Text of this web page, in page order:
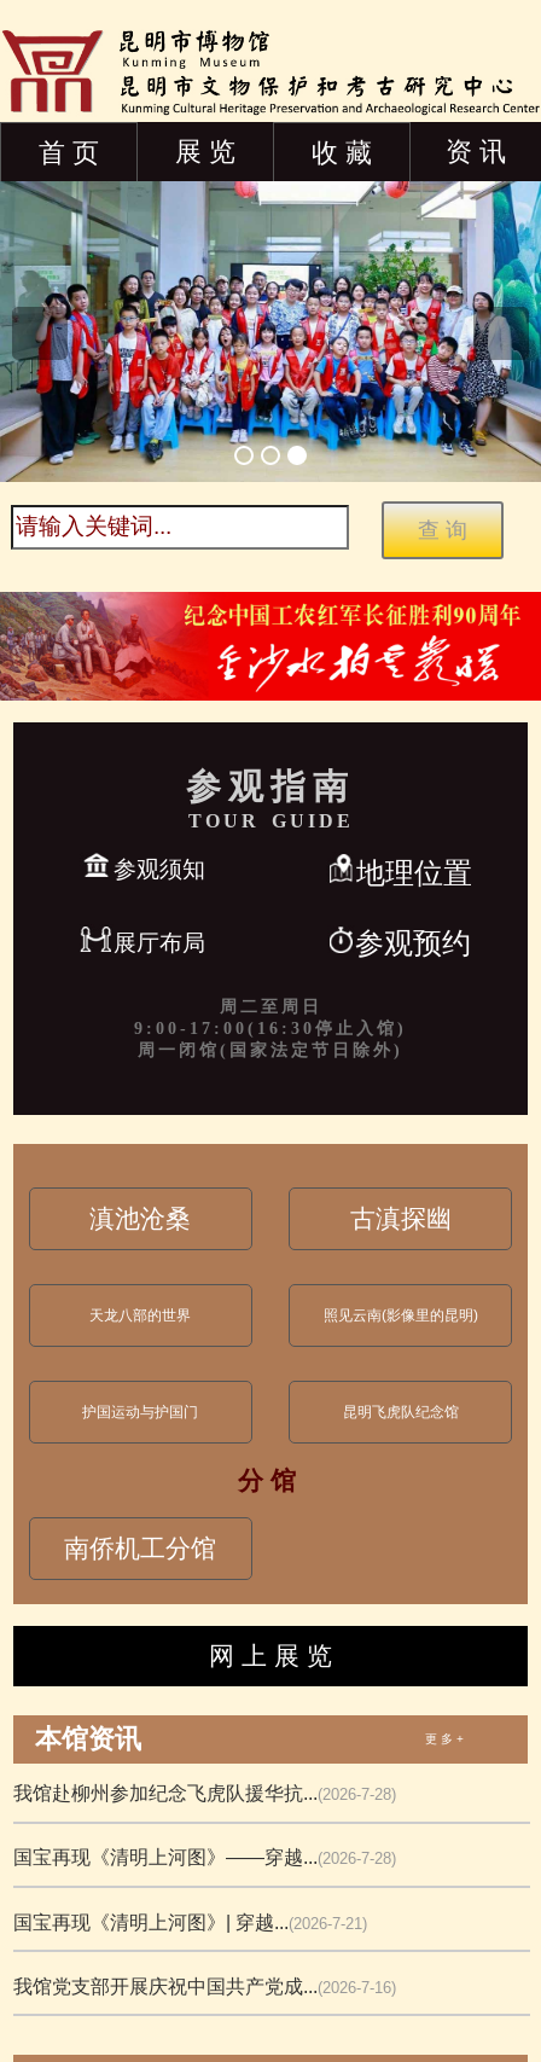
首 页 展 览 收 藏 资 讯
参观指南
TOUR GUIDE
参观须知 地理位置
展厅布局 参观预约
周二至周日
9:00-17:00(16:30停止入馆)
周一闭馆(国家法定节日除外)
滇池沧桑 古滇探幽
天龙八部的世界 照见云南(影像里的昆明)
护国运动与护国门 昆明飞虎队纪念馆
分 馆
南侨机工分馆
网 上 展 览
本馆资讯 更 多 +
我馆赴柳州参加纪念飞虎队援华抗...(2026-7-28)
国宝再现《清明上河图》——穿越...(2026-7-28)
国宝再现《清明上河图》| 穿越...(2026-7-21)
我馆党支部开展庆祝中国共产党成...(2026-7-16)